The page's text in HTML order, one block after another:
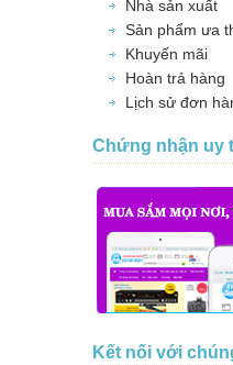
Nhà sản xuất
Sản phẩm ưa
Khuyến mãi
Hoàn trả hàng
Lịch sử đơn
Chứng nhận uy
Kết nối với